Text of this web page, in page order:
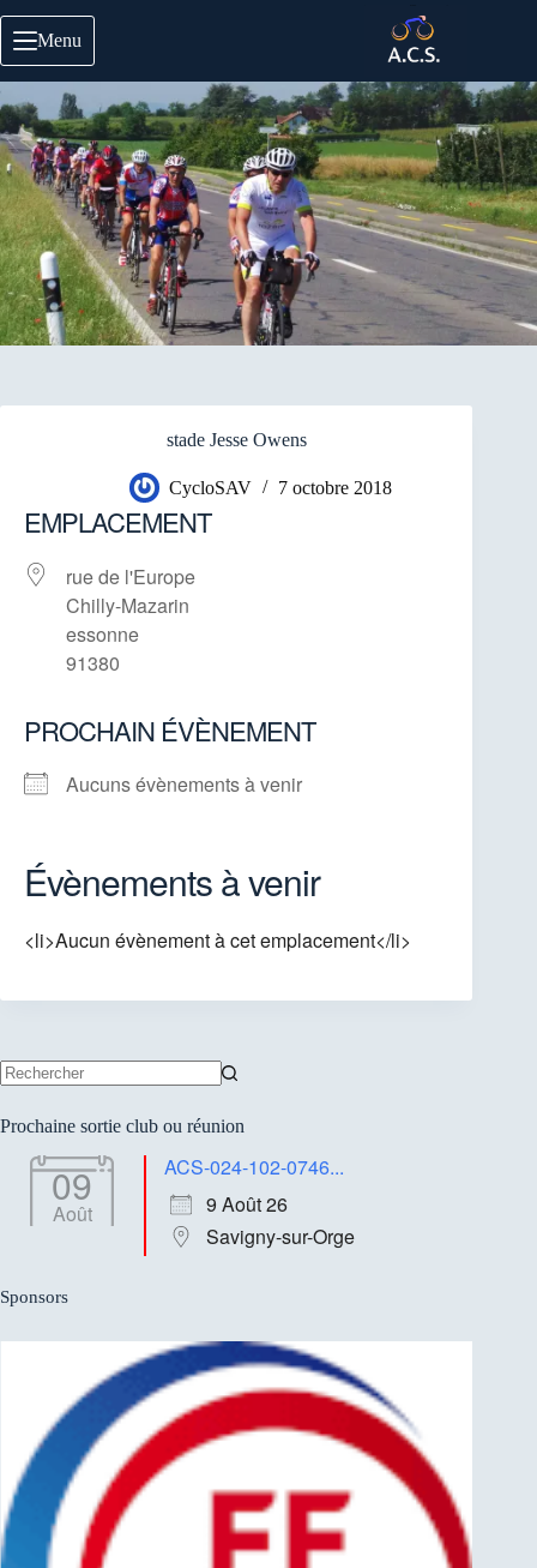
au
contenu
Menu
stade Jesse Owens
CycloSAV 7 octobre 2018
EMPLACEMENT
rue de l'Europe
Chilly-Mazarin
essonne
91380
PROCHAIN ÉVÈNEMENT
Aucuns évènements à venir
Évènements à venir
<li>Aucun évènement à cet emplacement</li>
résultat
Prochaine sortie club ou réunion
09
Août
ACS-024-102-0746...
9 Août 26
Savigny-sur-Orge
Sponsors